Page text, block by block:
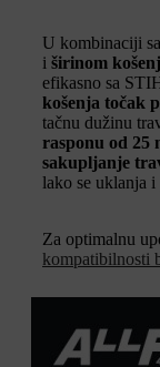
U kombinaciji
i širinom
efikasno sa
košenja točak
tačnu dužinu
rasponu od 25
sakupljanje
lako se uklanja
Za optimalnu
kompatibilnosti